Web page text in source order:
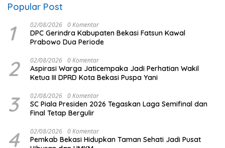
Popular Post
1 02/08/2026 0 Komentar
DPC Gerindra Kabupaten Bekasi Fatsun Kawal
Prabowo Dua Periode
2 02/08/2026 0 Komentar
Aspirasi Warga Jaticempaka Jadi Perhatian Wakil
Ketua III DPRD Kota Bekasi Puspa Yani
3 02/08/2026 0 Komentar
SC Piala Presiden 2026 Tegaskan Laga Semifinal dan
Final Tetap Bergulir
4 02/08/2026 0 Komentar
Pemkab Bekasi Hidupkan Taman Sehati Jadi Pusat